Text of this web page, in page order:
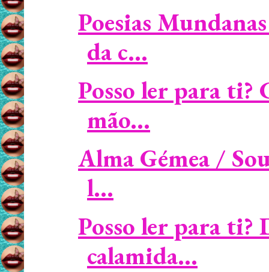
Poesias
da c...
Posso ler para ti?
mão...
Alma Gémea /
l...
Posso ler para ti?
calamida...